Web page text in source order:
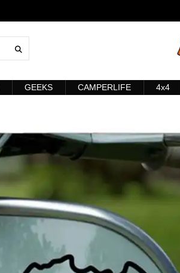
GEEKS CAMPERLIFE 4x4